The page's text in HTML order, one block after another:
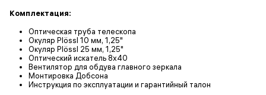
Комплектация:
Оптическая труба телескопа
Окуляр Plössl 10 мм, 1,25"
Окуляр Plössl 25 мм, 1,25"
Оптический искатель 8х40
Вентилятор для обдува главного зеркала
Монтировка Добсона
Инструкция по эксплуатации и гарантийный талон